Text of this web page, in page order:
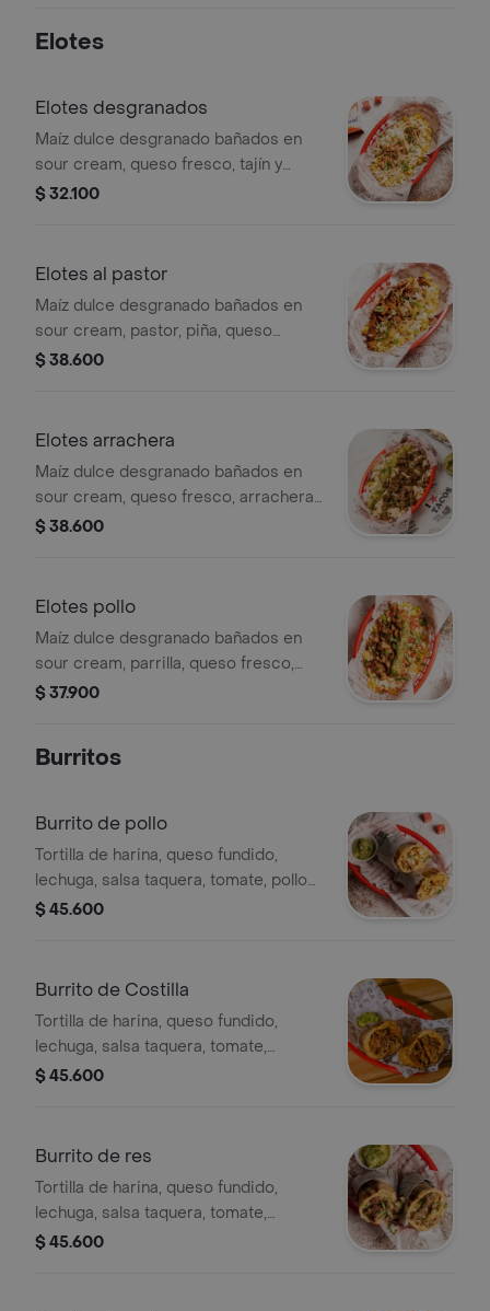
Elotes
Elotes desgranados
Maíz dulce desgranado bañados en
sour cream, queso fresco, tajín y
cilantro.
$ 32.100
Elotes al pastor
Maíz dulce desgranado bañados en
sour cream, pastor, piña, queso
fresco, tajín y cilantro.
$ 38.600
Elotes arrachera
Maíz dulce desgranado bañados en
sour cream, queso fresco, arrachera,
tajín y cilantro.
$ 38.600
Elotes pollo
Maíz dulce desgranado bañados en
sour cream, parrilla, queso fresco,
tajín y cilantro.
$ 37.900
Burritos
Burrito de pollo
Tortilla de harina, queso fundido,
lechuga, salsa taquera, tomate, pollo
parrilla, salsa cheddar y cilantro.
$ 45.600
Burrito de Costilla
Tortilla de harina, queso fundido,
lechuga, salsa taquera, tomate,
costilla, salsa cheddar y cilantro.
$ 45.600
Burrito de res
Tortilla de harina, queso fundido,
lechuga, salsa taquera, tomate,
arrachera, salsa cheddar y cilantro.
$ 45.600